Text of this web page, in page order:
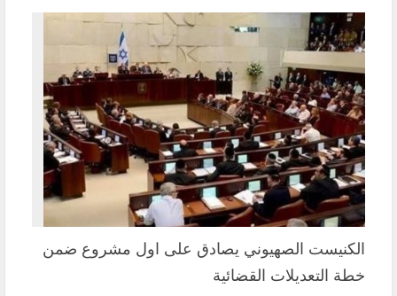
الكنيست الصهيوني يصادق على اول مشروع ضمن
خطة التعديلات القضائية